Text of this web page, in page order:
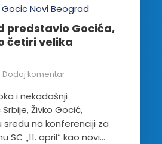
predstavio Gocića,
četiri velika
Dodaj komentar
i nekadašnji
Živko Gocić,
na konferenciji za
„11. april“ kao novi...